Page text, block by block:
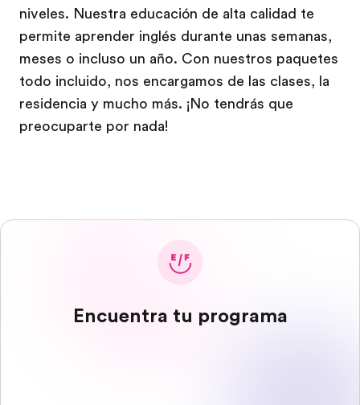
niveles. Nuestra educación de alta calidad te
permite aprender inglés durante unas semanas,
meses o incluso un año. Con nuestros paquetes
todo incluido, nos encargamos de las clases, la
residencia y mucho más. ¡No tendrás que
preocuparte por nada!
Encuentra tu programa